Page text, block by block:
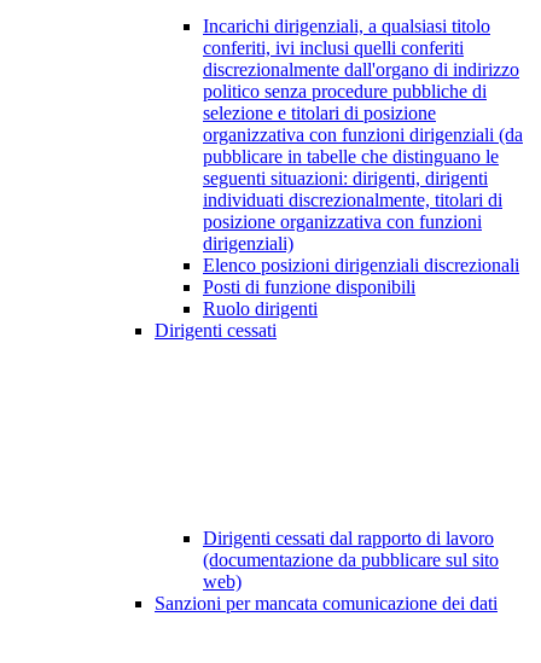
Incarichi dirigenziali, a qualsiasi titolo
conferiti, ivi inclusi quelli conferiti
discrezionalmente dall'organo di indirizzo
politico senza procedure pubbliche di
selezione e titolari di posizione
organizzativa con funzioni dirigenziali (da
pubblicare in tabelle che distinguano le
seguenti situazioni: dirigenti, dirigenti
individuati discrezionalmente, titolari di
posizione organizzativa con funzioni
dirigenziali)
Elenco posizioni dirigenziali discrezionali
Posti di funzione disponibili
Ruolo dirigenti
Dirigenti cessati
Dirigenti cessati dal rapporto di lavoro
(documentazione da pubblicare sul sito
web)
Sanzioni per mancata comunicazione dei dati